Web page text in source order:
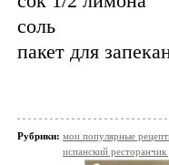
соль
пакет для
Рубрики: мои популярные
испанский